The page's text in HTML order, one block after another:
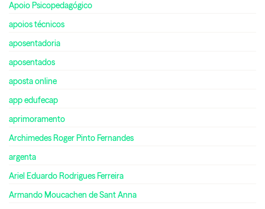
Apoio Psicopedagógico
apoios técnicos
aposentadoria
aposentados
aposta online
app edufecap
aprimoramento
Archimedes Roger Pinto Fernandes
argenta
Ariel Eduardo Rodrigues Ferreira
Armando Moucachen de Sant Anna